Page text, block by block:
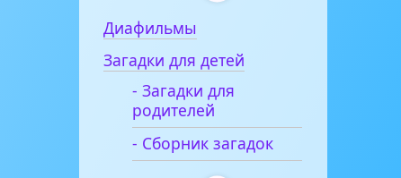
Диафильмы
Загадки для детей
- Загадки для
родителей
- Сборник загадок